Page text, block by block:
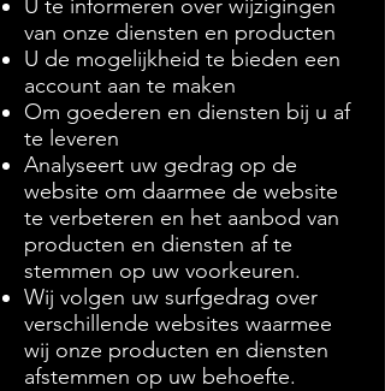
U te informeren over wijzigingen
van onze diensten en producten
U de mogelijkheid te bieden een
account aan te maken
Om goederen en diensten bij u af
te leveren
Analyseert uw gedrag op de
website om daarmee de website
te verbeteren en het aanbod van
producten en diensten af te
stemmen op uw voorkeuren.
Wij volgen uw surfgedrag over
verschillende websites waarmee
wij onze producten en diensten
afstemmen op uw behoefte.